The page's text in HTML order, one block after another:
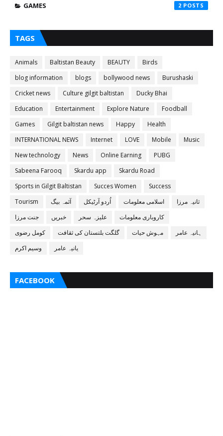
GAMES 2
TAGS
Animals Baltistan Beauty BEAUTY
Birds
blog information
blogs bollywood news
Burushaski
Cricket news
Culture gilgit baltistan
Ducky Bhai
Education
Entertainment Explore Nature
Foodball
Games
Gilgit baltistan news Happy
Health
INTERNATIONAL NEWS
Internet LOVE Mobile
Music
New technology
News Online Earning
PUBG
Sabeena Farooq
Skardu app
Skardu Road
Sports in Gilgit Baltistan
Succes Women
Success
Tourism
آئمہ بیگ اُردو آرٹیکل اسلامی معلومات
ثانیہ مرزا
جنت مرزا
خبریں علیزہ سحر
کاروباری معلومات
کومل رضوی
گلگت بلتستان کی ثقافت مہوش حیات
ہانیہ عامر
وسیم اکرم
یانیہ عامر
FACEBOOK